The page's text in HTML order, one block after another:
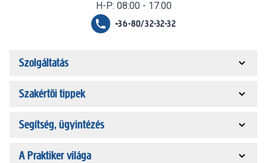
H-P: 08:00 - 17:00
+36-80/32-32-32
Szolgáltatás
Szakértői tippek
Segítség, ügyintézés
A Praktiker világa